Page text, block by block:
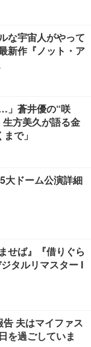
な宇宙人がやって
新作『ノット・ア
」蒼井優の“咲
方美久が語る金
で」
大ドーム公演詳細
せば』『借りぐら
タルリマスター I
夫はマイファス
を過ごしていま